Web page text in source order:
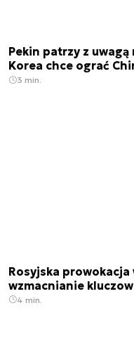
Pekin patrzy z uwagą
Korea chce ograć
3 min.
Rosyjska prowokacja
wzmacnianie
4 min.